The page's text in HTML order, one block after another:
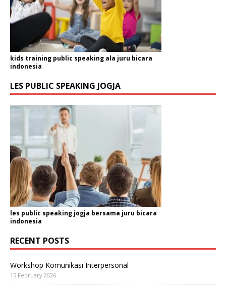
kids training public speaking ala juru bicara
indonesia
LES PUBLIC SPEAKING JOGJA
les public speaking jogja bersama juru bicara
indonesia
RECENT POSTS
Workshop Komunikasi Interpersonal
15 February 2026